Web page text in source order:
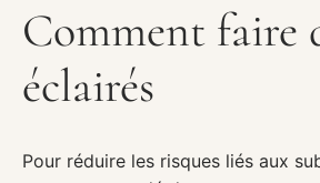
Comment faire
éclairés
Pour réduire les risques liés aux